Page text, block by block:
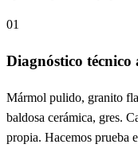
01
Diagnóstico técnico
Mármol pulido, granito
baldosa cerámica, gres.
propia. Hacemos prueba